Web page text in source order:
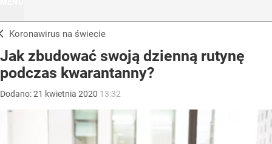
Koronawirus na świecie
Jak zbudować swoją dzienną rutynę
podczas kwarantanny?
Dodano:21 kwietnia 2020 13:32